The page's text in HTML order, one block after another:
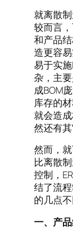
就离散
较而言
和产品
造更容
易于实
杂，主
成BOM
库存的
就会造
然还有其
然而，
比离散
控制，
结了流
的几点不
一、产品